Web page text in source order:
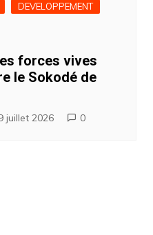
DEVELOPPEMENT
forces vives
le Sokodé de
juillet 2026 0